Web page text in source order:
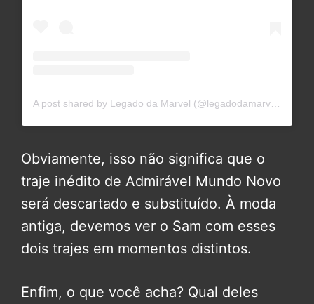
A post shared by Legado da Marvel (@legadodamarvel)
Obviamente, isso não significa que o
traje inédito de Admirável Mundo Novo
será descartado e substituído. À moda
antiga, devemos ver o Sam com esses
dois trajes em momentos distintos.
Enfim, o que você acha? Qual deles